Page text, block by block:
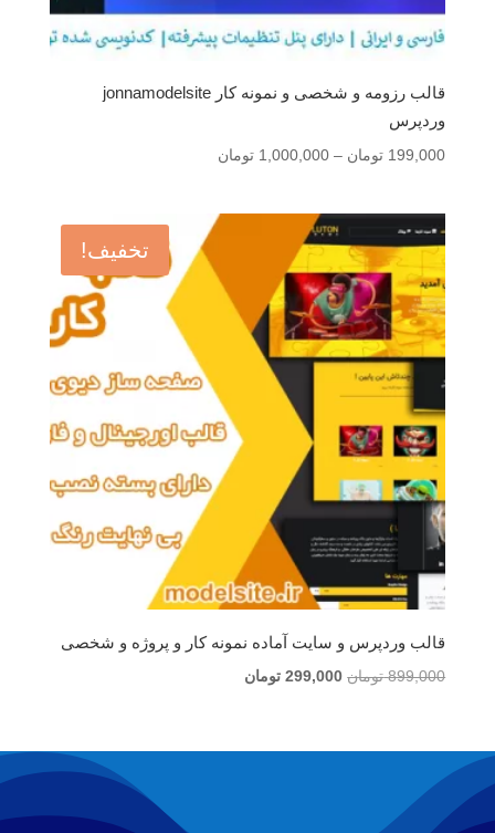
قالب رزومه و شخصی و نمونه کار jonnamodelsite
وردپرس
199,000 تومان –
1,000,000 تومانمحدوده
تا
1,000,000 تومان تخفیف!
قالب وردپرس و سایت آماده نمونه کار و پروژه و شخصی
899,000 تومان قیمت
بود.
299,000 تومانقیمت
است.